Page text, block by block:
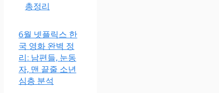
총정리
6월 넷플릭스 한
국 영화 완벽 정
리: 남편들, 눈동
자, 맨 끝줄 소년
심층 분석